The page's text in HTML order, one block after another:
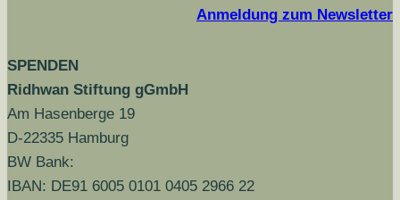
Anmeldung zum Newsletter
SPENDEN
Ridhwan Stiftung gGmbH
Am Hasenberge 19
D-22335 Hamburg
BW Bank:
IBAN: DE91 6005 0101 0405 2966 22